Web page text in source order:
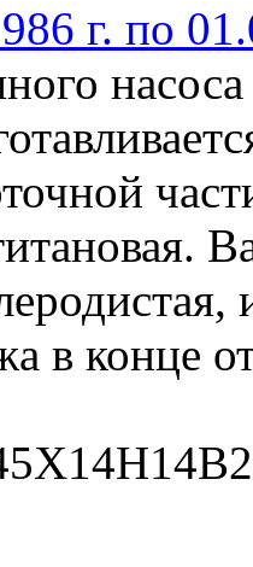
г. по
в конце